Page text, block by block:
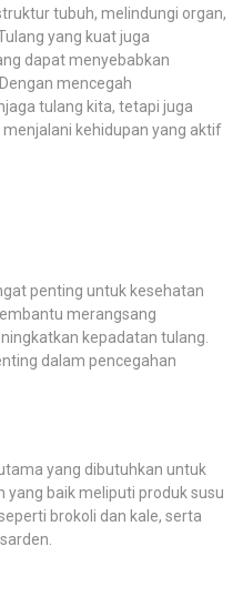
tubuh, melindungi organ,
yang kuat juga
dapat menyebabkan
mencegah
tulang kita, tetapi juga
kehidupan yang aktif
penting untuk kesehatan
merangsang
kepadatan tulang.
dalam pencegahan
yang dibutuhkan untuk
yang baik meliputi produk susu
brokoli dan kale, serta